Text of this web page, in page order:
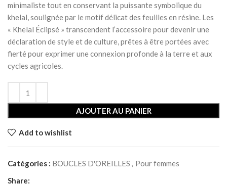
minimaliste tout en conservant la puissante symbolique du
khelal, soulignée par le motif délicat des feuilles en résine. Les
« Khelal Éclipsé » transcendent l’accessoire pour devenir une
déclaration de style et de culture, prêtes à être portées avec
fierté pour exprimer une connexion profonde à la terre et aux
cycles agricoles.
AJOUTER AU PANIER
Add to wishlist
Catégories : BOUCLES D'OREILLES , Pour femmes
Share: